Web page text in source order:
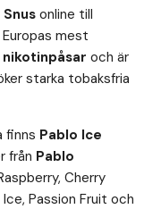
online till
mest
nikotinpåsar och är
starka tobaksfria
finns Pablo Ice
från Pablo
Cherry
Passion Fruit och